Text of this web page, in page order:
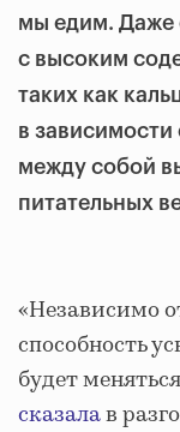
мы едим. Даже
с высоким
таких как
в зависимости
между собой
питательных
«Независимо
способность
будет
сказалав